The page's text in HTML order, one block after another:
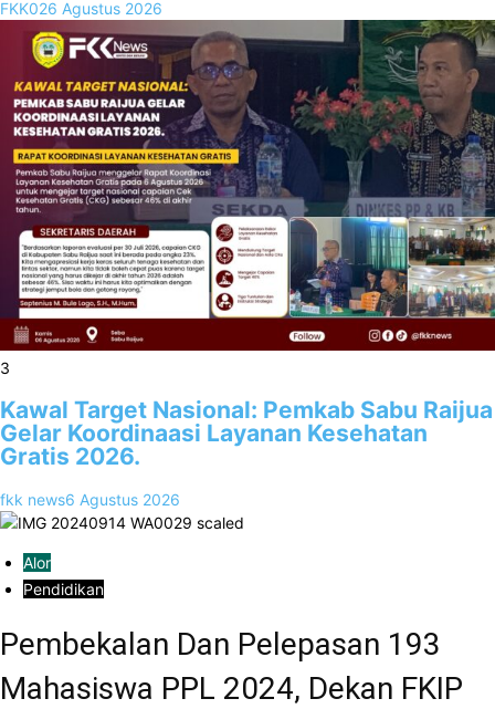
FKK026 Agustus 2026
3
Kawal Target Nasional: Pemkab Sabu Raijua
Gelar Koordinaasi Layanan Kesehatan
Gratis 2026.
fkk news6 Agustus 2026
Alor
Pendidikan
Pembekalan Dan Pelepasan 193
Mahasiswa PPL 2024, Dekan FKIP